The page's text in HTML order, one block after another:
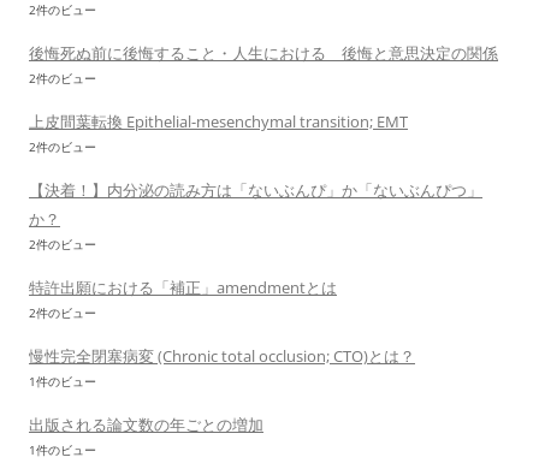
2件のビュー
後悔死ぬ前に後悔すること・人生における 後悔と意思決定の関係
2件のビュー
上皮間葉転換 Epithelial-mesenchymal transition; EMT
2件のビュー
【決着！】内分泌の読み方は「ないぶんぴ」か「ないぶんぴつ」
か？
2件のビュー
特許出願における「補正」amendmentとは
2件のビュー
慢性完全閉塞病変 (Chronic total occlusion; CTO)とは？
1件のビュー
出版される論文数の年ごとの増加
1件のビュー